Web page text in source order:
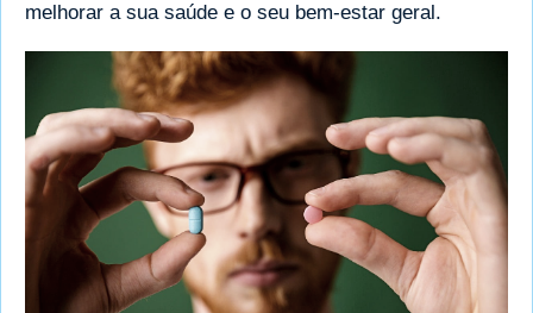
melhorar a sua saúde e o seu bem-estar geral.